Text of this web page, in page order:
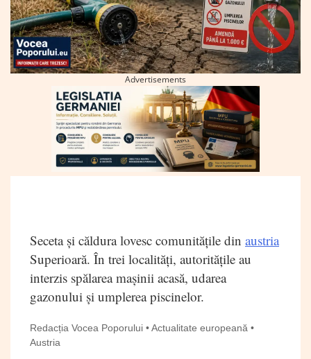
Advertisements
Seceta și căldura lovesc comunitățile din austria
Superioară. În trei localități, autoritățile au
interzis spălarea mașinii acasă, udarea
gazonului și umplerea piscinelor.
Redacția Vocea Poporului • Actualitate europeană •
Austria